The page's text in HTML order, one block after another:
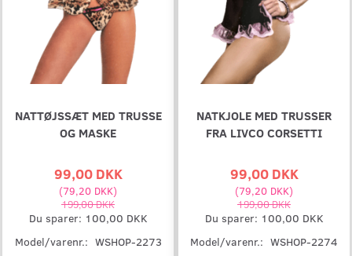
NATTØJSSÆT MED TRUSSE
OG MASKE
99,00 DKK
(79,20 DKK)
199,00 DKK
Du sparer: 100,00 DKK
Model/varenr.: WSHOP-2273
NATKJOLE MED TRUSSER
FRA LIVCO CORSETTI
99,00 DKK
(79,20 DKK)
199,00 DKK
Du sparer: 100,00 DKK
Model/varenr.: WSHOP-2274